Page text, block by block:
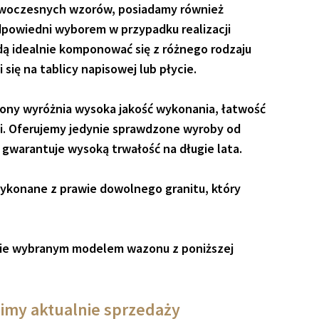
wzorów, posiadamy również
wyborem w przypadku realizacji
idealnie komponować się z różnego rodzaju
się na tablicy napisowej lub płycie.
wyróżnia wysoka jakość wykonania, łatwość
Oferujemy jedynie sprawdzone wyroby od
wysoką trwałość na długie lata.
z prawie dowolnego granitu, który
wybranym modelem wazonu z poniższej
aktualnie sprzedaży